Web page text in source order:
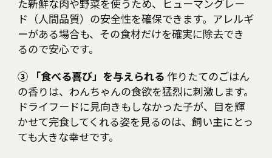
た新鮮な肉や野菜を使うため、ヒューマングレー
ド（人間品質）の安全性を確保できます。アレルギ
ーがある場合も、その食材だけを確実に除去でき
るので安心です。
③ 「食べる喜び」を与えられる 作りたてのごはん
の香りは、わんちゃんの食欲を猛烈に刺激します。
ドライフードに見向きもしなかった子が、目を輝
かせて完食してくれる姿を見るのは、飼い主にとっ
ても大きな幸せです。